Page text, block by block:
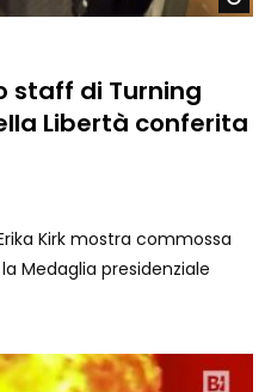
staff di Turning
Libertà conferita
Kirk mostra commossa
Medaglia presidenziale